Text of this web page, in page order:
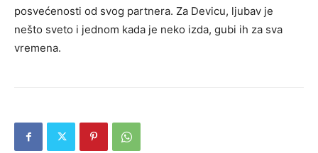
posvećenosti od svog partnera. Za Devicu, ljubav je
nešto sveto i jednom kada je neko izda, gubi ih za sva
vremena.